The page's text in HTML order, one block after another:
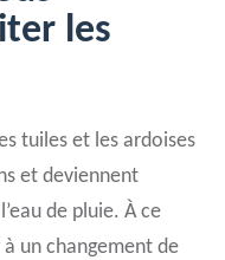
les
tuiles et les ardoises
et deviennent
de pluie. À ce
un changement de